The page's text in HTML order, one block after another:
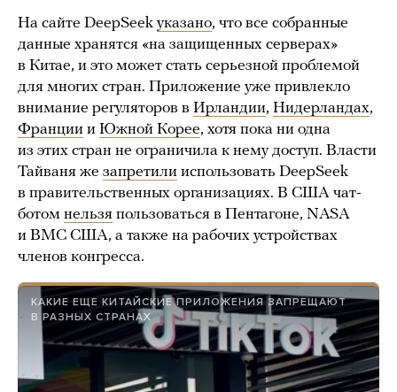
На сайте DeepSeek указано, что все собранные
данные хранятся «на защищенных серверах»
в Китае, и это может стать серьезной проблемой
для многих стран. Приложение уже привлекло
внимание регуляторов в Ирландии, Нидерландах,
Франции и Южной Корее, хотя пока ни одна
из этих стран не ограничила к нему доступ. Власти
Тайваня же запретили использовать DeepSeek
в правительственных организациях. В США чат-
ботом нельзя пользоваться в Пентагоне, NASA
и ВМС США, а также на рабочих устройствах
членов конгресса.
КАКИЕ ЕЩЕ КИТАЙСКИЕ ПРИЛОЖЕНИЯ ЗАПРЕЩАЮТ
В РАЗНЫХ СТРАНАХ